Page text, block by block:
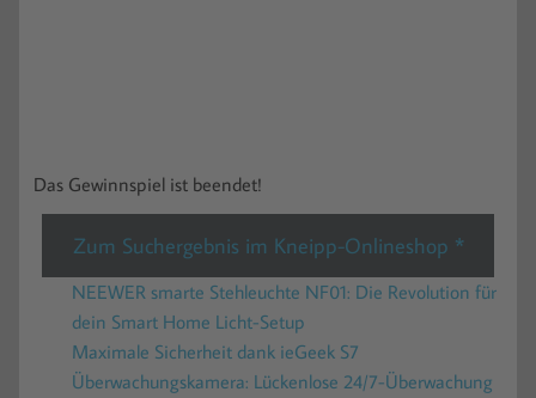
Das Gewinnspiel ist beendet!
Zum Suchergebnis im Kneipp-Onlineshop *
NEEWER smarte Stehleuchte NF01: Die Revolution für
dein Smart Home Licht-Setup
Maximale Sicherheit dank ieGeek S7
Überwachungskamera: Lückenlose 24/7-Überwachung